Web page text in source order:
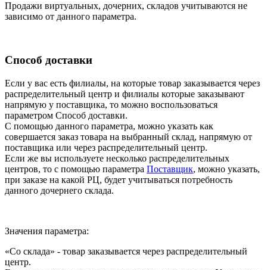
Продажи виртуальных, дочерних, складов учитываются не
зависимо от данного параметра.
Способ доставки
Если у вас есть филиалы, на которые товар заказывается через
распределительный центр и филиалы которые заказывают
напрямую у поставщика, то можно воспользоваться
параметром Способ доставки.
С помощью данного параметра, можно указать как
совершается заказ товара на выбранный склад, напрямую от
поставщика или через распределительный центр.
Если же вы используете несколько распределительных
центров, то с помощью параметра Поставщик, можно указать,
при заказе на какой РЦ, будет учитываться потребность
данного дочернего склада.
Значения параметра:
«Со склада» - товар заказывается через распределительный
центр.